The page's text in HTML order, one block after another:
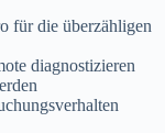
für die überzähligen
diagnostizieren